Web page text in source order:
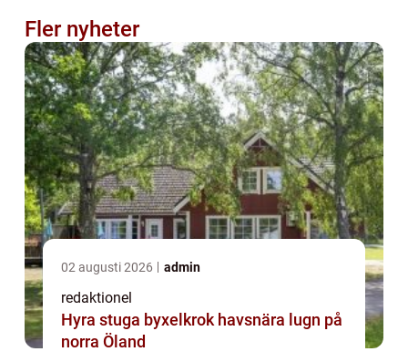
Fler nyheter
02 augusti 2026 admin
redaktionel
Hyra stuga byxelkrok havsnära lugn på
norra Öland